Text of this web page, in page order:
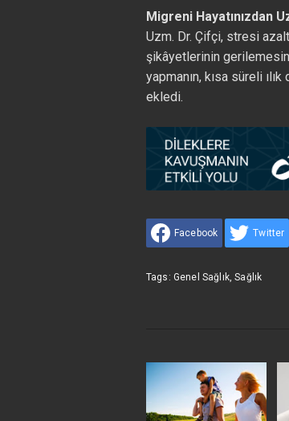
Migreni Hayatınızdan
Uzm. Dr. Çifçi, stresi
şikâyetlerinin
yapmanın, kısa süreli
ekledi.
Facebook Twitter
Tags: Genel Sağlık,Sağlık